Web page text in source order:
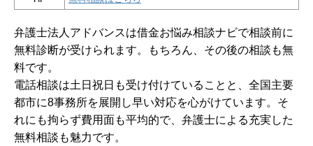
弁護士法人アドバンスは借金お悩み相談ナビで相談前に
無料診断が受けられます。もちろん、その後の相談も無
料です。
電話相談は土日祝日も受け付けていることと、全国主要
都市に8事務所を展開し早い対応を心がけています。そ
れにも拘らず費用面も平均的で、弁護士による充実した
無料相談も魅力です。